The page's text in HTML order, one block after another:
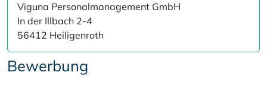
Viguna Personalmanagement GmbH
In der Illbach 2-4
56412 Heiligenroth
Bewerbung